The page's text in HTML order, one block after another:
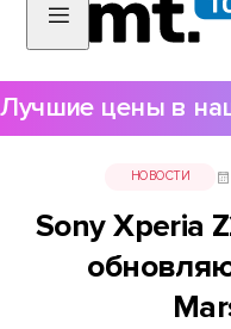
Лучшие цены в
НОВОСТИ
Sony Xperia